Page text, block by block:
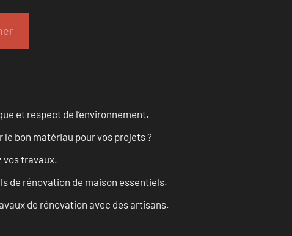
et respect de l’environnement.
bon matériau pour vos projets ?
vos travaux.
de rénovation de maison essentiels.
de rénovation avec des artisans.